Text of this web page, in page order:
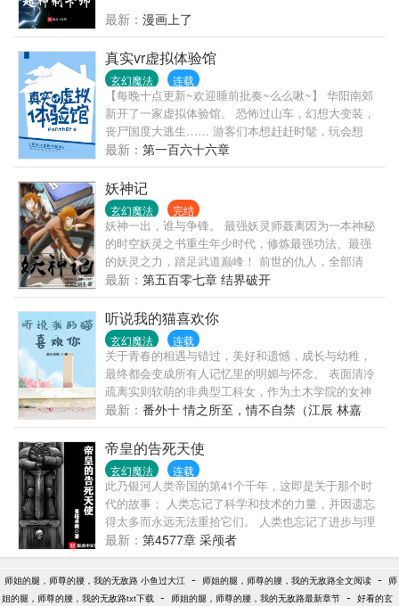
最新： 漫画上了
真实vr虚拟体验馆
玄幻魔法 连载
【每晚十点更新~欢迎睡前批奏~么么啾~】 华阳南郊
新开了一家虚拟体验馆。 恐怖过山车，幻想大变装，
丧尸国度大逃生…… 游客们本想赶赶时髦，玩会想
到……我擦，好玩的根本停不下来！ 从恶鬼世界出来
的游客甲：嘤嘤嘤，害怕，想妈妈。> 从真实足球出
来的游客乙：低调的说，从今天起，华夏足坛的传奇
诞生啦。(￣︶￣)/ 从美男世界出来的游客丙：流鼻
血，还要玩！:-D 大风你走进最真实的> ………… 文案
废，本文：【重生+种田+黑科技】~爽文风
最新： 第一百六十六章
妖神记
玄幻魔法 完结
妖神一出，谁与争锋。 最强妖灵师聂离因为一本神秘
的时空妖灵之书重生年少时代，修炼最强功法、最强
的妖灵之力，踏足武道巅峰！ 前世的仇人，全部清
算。 既然重生，这一世我便是主宰一切的众神之王，
让一切都在我脚下蛰伏颤抖吧。 ~~《妖神记》是蜗牛
精心雕琢的一部玄幻作品，将会是一部与众不同的玄
幻故事，另外《妖神记》的漫画也在腾讯动漫同时发
布，画风非常精美，请大家多多支持。~~
最新： 第五百零七章 结界破开
听说我的猫喜欢你
玄幻魔法 连载
关于青春的相遇与错过，美好和遗憾，成长与幼稚，
最终都会变成所有人记忆里的明媚与怀念。 表面清冷
疏离实则软萌的非典型工科女，作为土木学院的女神
顾然，在大学里经历了为梦想而奋斗，从懵懂到成长
的过程，遇到了一生挚友，还有那个珍爱一生的少
年。 成熟的感情是两个人互相成就，并肩而立，因为
彼此而成为更好的人，而不成熟的感情呢？或许只是
因为内心深处最炽热的情感，都会成为一生的无法忘
却的记忆。 本文走轻松日常风，后期高甜，不狗血，
无套路
最新： 番外十 情之所至，情不自禁（江辰 林嘉
悦）
帝皇的告死天使
玄幻魔法 连载
此乃银河人类帝国的第41个千年，这即是关于那个时
代的故事； 人类忘记了科学和技术的力量，并因遗忘
得太多而永远无法重拾它们。 人类也忘记了进步与理
解的诺言，因为这残酷而黑暗的未来只有战争。 群星
间永无宁日，只有无尽的残杀和屠戮，以及那饥渴的
众神们发出的阵阵狂笑。 索什扬?阿列克谢，星界骑士
战团的一名战斗修士，也是世界引擎战役的唯一幸存
最新： 第4577章 采颅者
师姐的腿，师尊的腰，我的无敌路 小鱼过大江 - 师姐的腿，师尊的腰，我的无敌路全文阅读 -
师
姐的腿，师尊的腰，我的无敌路txt下载 - 师姐的腿，师尊的腰，我的无敌路最新章节 - 好看的玄